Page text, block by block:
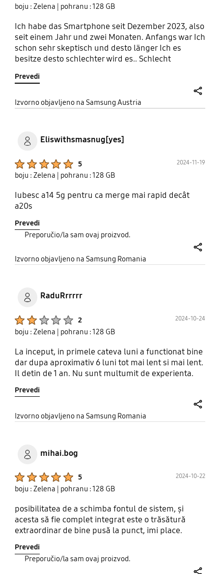
boju : Zelena | pohranu : 128 GB
Ich habe das Smartphone seit Dezember 2023, also
seit einem Jahr und zwei Monaten. Anfangs war Ich
schon sehr skeptisch und desto länger Ich es
besitze desto schlechter wird es.. Schlecht
Kameraqualität ist nicht brauchbar, die Ton- und
Speicher war nach einem halben Jahr voll und die
eine Antwort vom Handy wartet. Insgesamtes Fazit
ist dass Ich es Niemandem weiterempfehlen kann!
Prevedi
Izvorno objavljeno na Samsung Austria
Eliswithsmasnug[yes]
5 2024-11-19
boju : Zelena | pohranu : 128 GB
Iubesc a14 5g pentru ca merge mai rapid decât
a20s
Prevedi
Preporučio/la sam ovaj proizvod.
Izvorno objavljeno na Samsung Romania
RaduRrrrrr
2 2024-10-24
boju : Zelena | pohranu : 128 GB
La inceput, in primele cateva luni a functionat bine
dar dupa aproximativ 6 luni tot mai lent si mai lent.
Il detin de 1 an. Nu sunt multumit de experienta.
Prevedi
Izvorno objavljeno na Samsung Romania
mihai.bog
5 2024-10-22
boju : Zelena | pohranu : 128 GB
posibilitatea de a schimba fontul de sistem, și
acesta să fie complet integrat este o trăsătură
extraordinar de bine pusă la punct, imi place.
Prevedi
Preporučio/la sam ovaj proizvod.